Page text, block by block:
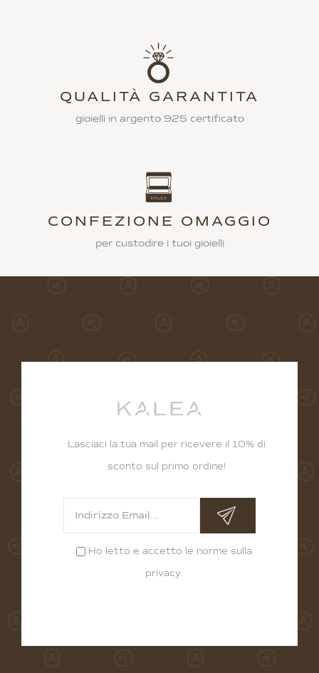
QUALITÀ GARANTITA
gioielli in argento 925 certificato
CONFEZIONE OMAGGIO
per custodire i tuoi gioielli
Lasciaci la tua mail per ricevere il 10% di
sconto sul primo ordine!
Ho letto e accetto le norme sulla
privacy.